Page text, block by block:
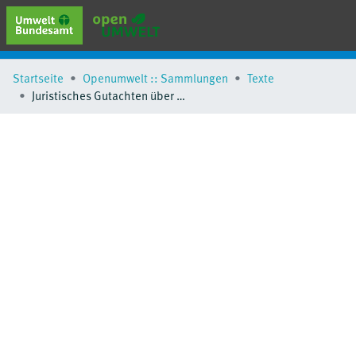
erweiterte Suche
Browse
Startseite Openumwelt :: Sammlungen
Texte
Juristisches Gutachten über die Förderung der Vorbereitung zur Wiederverwendung von Elektro-Altgeräten im Sinne der zweiten Stufe der Abfallhierarchie